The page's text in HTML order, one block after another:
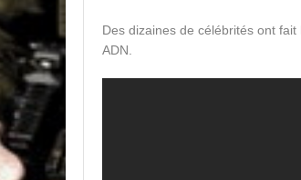
Des dizaines de célébrités ont
ADN.